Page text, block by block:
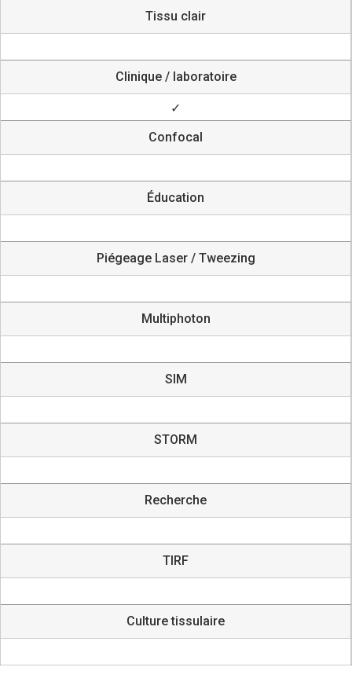
Tissu clair
Clinique / laboratoire
✓
Confocal
Éducation
Piégeage Laser / Tweezing
Multiphoton
SIM
STORM
Recherche
TIRF
Culture tissulaire